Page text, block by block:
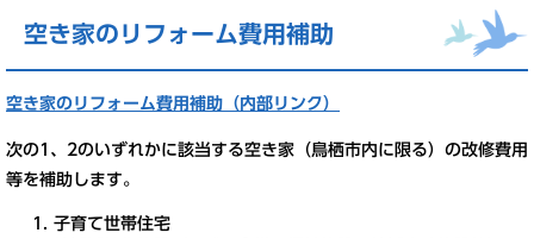
空き家のリフォーム費用補助
空き家のリフォーム費用補助（内部リンク）
次の1、2のいずれかに該当する空き家（鳥栖市内に限る）の改修費用
等を補助します。
子育て世帯住宅